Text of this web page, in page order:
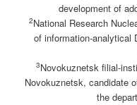
development of
2National Research
of information-analytical
3Novokuznetsk filial-
Novokuznetsk, candidate
the